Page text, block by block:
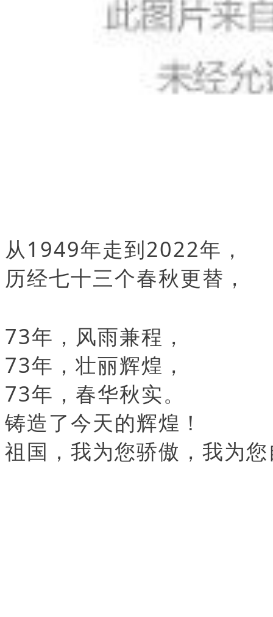
从1949年走到2022年，
历经七十三个春秋更替，
73年，风雨兼程，
73年，壮丽辉煌，
73年，春华秋实。
铸造了今天的辉煌！
祖国，我为您骄傲，我为